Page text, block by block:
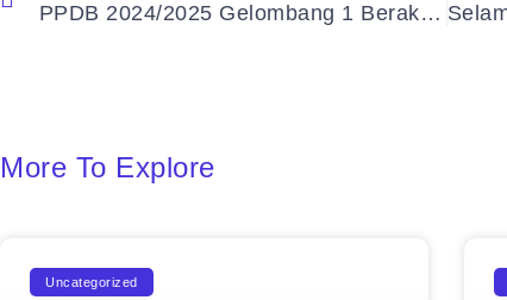
PPDB 2024/2025 Gelombang 1 Berakhir 3 Hari Lagi!
More To Explore
Uncategorized